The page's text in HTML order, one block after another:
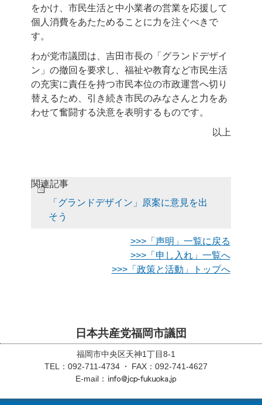
をかけ、市民生活と中小業者の営業を応援して
個人消費をあたためることに力を注ぐべきで
す。
わが党市議団は、吉田市長の「グランドデザイ
ン」の撤回を要求し、福祉や教育など市民生活
の充実に責任を持つ市民本位の市政運営へ切り
替えるため、引き続き市民のみなさんと力をあ
わせて奮闘する決意を表明するものです。
以上
関連記事
「グランドデザイン」原案に意見を出
そう
>>>「声明」一覧に戻る
>>>「申し入れ」一覧へ
>>>「政策と活動」トップへ
日本共産党福岡市議団
福岡市中央区天神1丁目8-1
TEL：092-711-4734
FAX：092-741-4627
E-mail：